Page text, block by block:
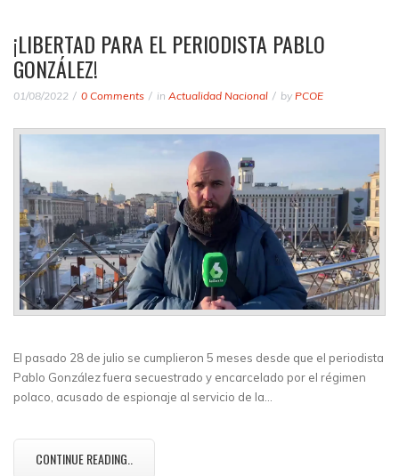
¡LIBERTAD PARA EL PERIODISTA PABLO
GONZÁLEZ!
01/08/2022 0 Comments in Actualidad Nacional by PCOE
El pasado 28 de julio se cumplieron 5 meses desde que el periodista
Pablo González fuera secuestrado y encarcelado por el régimen
polaco, acusado de espionaje al servicio de la…
CONTINUE READING..